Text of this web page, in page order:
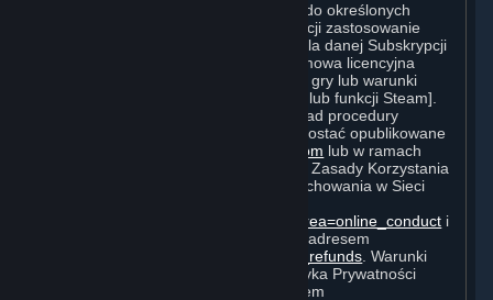
Każda z Subskrypcji umożliwia dostęp do określonych
Treści i Usług. Dla niektórych Subskrypcji zastosowanie
mają dodatkowe warunki specyficzne dla danej Subskrypcji
[(„Warunki Subskrypcji”) na przykład umowa licencyjna
użytkownika końcowego dla konkretnej gry lub warunki
użytkowania dla konkretnego produktu lub funkcji Steam].
Ponadto dodatkowe warunki (na przykład procedury
dotyczące płatności i rozliczeń) mogą zostać opublikowane
http://www.steampowered.com lub w ramach
serwisu Steam („Zasady Korzystania”). Zasady Korzystania
obejmują Zasady Steam Dotyczące Zachowania w Sieci
http://steampowered.com/index.php?area=online_conduct i
Politykę Zwrotów Steam dostępną pod adresem
http://store.steampowered.com/steam_refunds . Warunki
Subskrypcji, Zasady Korzystania i Polityka Prywatności
Valve (którą można znaleźć pod adresem